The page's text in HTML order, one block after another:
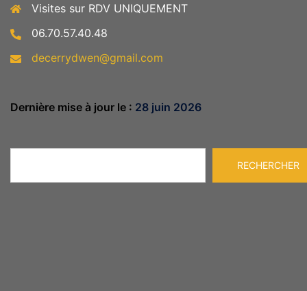
Visites sur RDV UNIQUEMENT
06.70.57.40.48
decerrydwen@gmail.com
Dernière mise à jour le : 28 juin 2026
RECHERCHER